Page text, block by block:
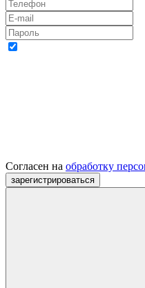
Согласен на обработку